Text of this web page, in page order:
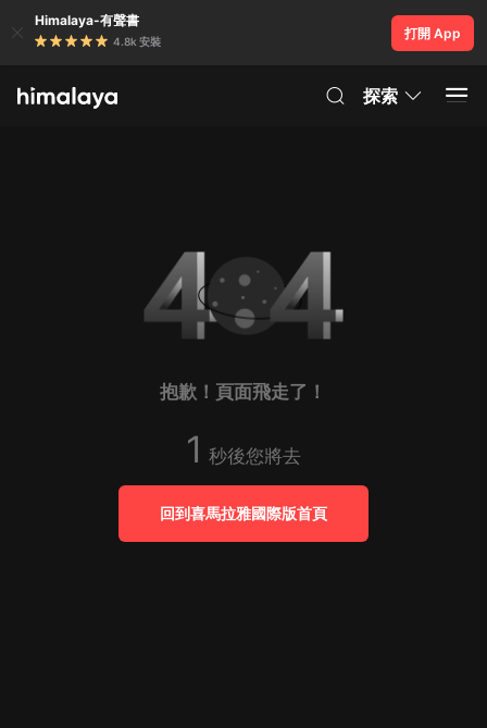
Himalaya-有聲書
4.8k 安裝
打開 App
探索
抱歉！頁面飛走了！
1 秒後您將去
回到喜馬拉雅國際版首頁